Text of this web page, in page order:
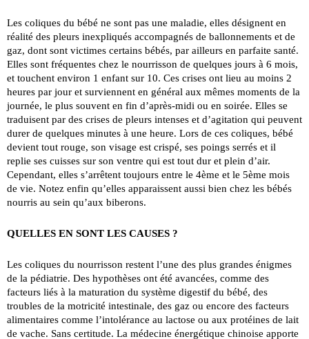
Les coliques du bébé ne sont pas une maladie, elles dé­signent en
réalité des pleurs inexpliqués accompagnés de ballonnements et de
gaz, dont sont victimes certains bébés, par ailleurs en parfaite santé.
Elles sont fréquentes chez le nourrisson de quelques jours à 6 mois,
et touchent environ 1 enfant sur 10. Ces crises ont lieu au moins 2
heures par jour et surviennent en général aux mêmes moments de la
journée, le plus souvent en fin d’après-midi ou en soirée. Elles se
traduisent par des crises de pleurs intenses et d’agi­tation qui peuvent
durer de quelques minutes à une heure. Lors de ces coliques, bébé
devient tout rouge, son visage est crispé, ses poings serrés et il
replie ses cuisses sur son ventre qui est tout dur et plein d’air.
Cependant, elles s’arrêtent toujours entre le 4ème et le 5ème mois
de vie. Notez enfin qu’elles apparaissent aussi bien chez les bébés
nourris au sein qu’aux biberons.
QUELLES EN SONT LES CAUSES ?
Les coliques du nourrisson restent l’une des plus grandes énigmes
de la pédiatrie. Des hypothèses ont été avancées, comme des
facteurs liés à la maturation du système diges­tif du bébé, des
troubles de la motricité intestinale, des gaz ou encore des facteurs
alimentaires comme l’intolérance au lactose ou aux protéines de lait
de vache. Sans certitude. La médecine énergétique chinoise apporte